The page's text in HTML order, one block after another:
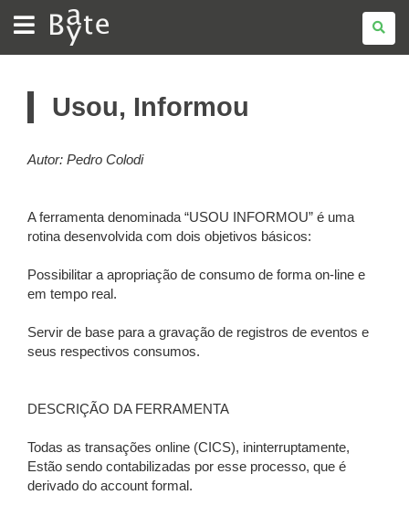
BATE
BYTE
Usou, Informou
Autor: Pedro Colodi
A ferramenta denominada “USOU INFORMOU” é uma
rotina desenvolvida com dois objetivos básicos:
Possibilitar a apropriação de consumo de forma on-line e
em tempo real.
Servir de base para a gravação de registros de eventos e
seus respectivos consumos.
DESCRIÇÃO DA FERRAMENTA
Todas as transações online (CICS), ininterruptamente,
Estão sendo contabilizadas por esse processo, que é
derivado do account formal.